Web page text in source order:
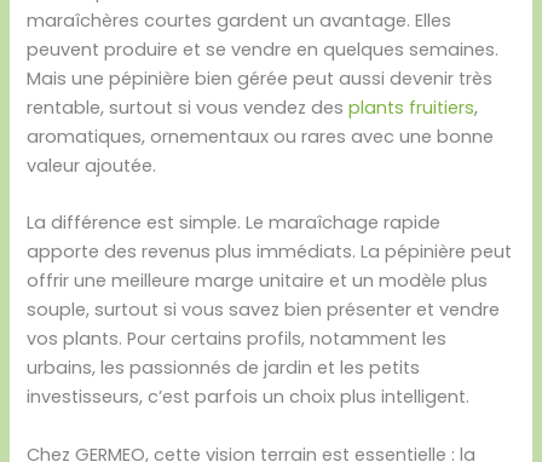
maraîchères courtes gardent un avantage. Elles
peuvent produire et se vendre en quelques semaines.
Mais une pépinière bien gérée peut aussi devenir très
rentable, surtout si vous vendez desplants fruitiers,
aromatiques, ornementaux ou rares avec une bonne
valeur ajoutée.
La différence est simple. Le maraîchage rapide
apporte des revenus plus immédiats. La pépinière peut
offrir une meilleure marge unitaire et un modèle plus
souple, surtout si vous savez bien présenter et vendre
vos plants. Pour certains profils, notamment les
urbains, les passionnés de jardin et les petits
investisseurs, c’est parfois un choix plus intelligent.
Chez GERMEO, cette vision terrain est essentielle : la